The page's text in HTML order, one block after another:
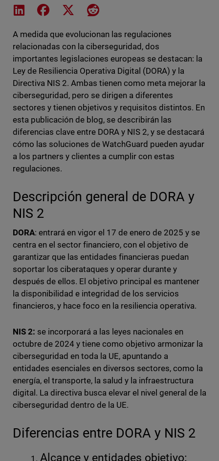
Share on LinkedIn
Share on Facebook
Share on XShare on Reddit
A medida que evolucionan las regulaciones
relacionadas con la ciberseguridad, dos
importantes legislaciones europeas se destacan: la
Ley de Resiliencia Operativa Digital (DORA) y la
Directiva NIS 2. Ambas tienen como meta mejorar la
ciberseguridad, pero se dirigen a diferentes
sectores y tienen objetivos y requisitos distintos. En
esta publicación de blog, se describirán las
diferencias clave entre DORA y NIS 2, y se destacará
cómo las soluciones de WatchGuard pueden ayudar
a los partners y clientes a cumplir con estas
regulaciones.
Descripción general de DORA y
NIS 2
DORA: entrará en vigor el 17 de enero de 2025 y se
centra en el sector financiero, con el objetivo de
garantizar que las entidades financieras puedan
soportar los ciberataques y operar durante y
después de ellos. El objetivo principal es mantener
la disponibilidad e integridad de los servicios
financieros, y hace foco en la resiliencia operativa.
NIS 2: se incorporará a las leyes nacionales en
octubre de 2024 y tiene como objetivo armonizar la
ciberseguridad en toda la UE, apuntando a
entidades esenciales en diversos sectores, como la
energía, el transporte, la salud y la infraestructura
digital. La directiva busca elevar el nivel general de la
ciberseguridad dentro de la UE.
Diferencias entre DORA y NIS 2
Alcance y entidades objetivo: